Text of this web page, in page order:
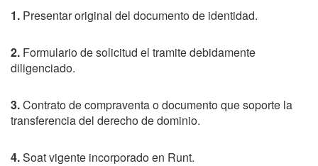
1. Presentar original del documento de identidad.
2. Formulario de solicitud el tramite debidamente
diligenciado.
3.Contrato de compraventa o documento que soporte la
transferencia del derecho de dominio.
4.Soat vigente incorporado en Runt.